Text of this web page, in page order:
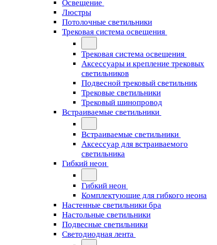
Освещение
Люстры
Потолочные светильники
Трековая система освещения
Трековая система освещения
Аксессуары и крепление трековых
светильников
Подвесной трековый светильник
Трековые светильники
Трековый шинопровод
Встраиваемые светильники
Встраиваемые светильники
Аксессуар для встраиваемого
светильника
Гибкий неон
Гибкий неон
Комплектующие для гибкого неона
Настенные светильники бра
Настольные светильники
Подвесные светильники
Светодиодная лента